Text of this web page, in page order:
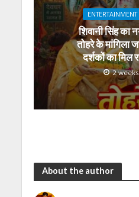
ENTERTAINMENT
शिवानी सिंह का
तोहरे के मांगिला
दर्शकों का मिल
2
About the author